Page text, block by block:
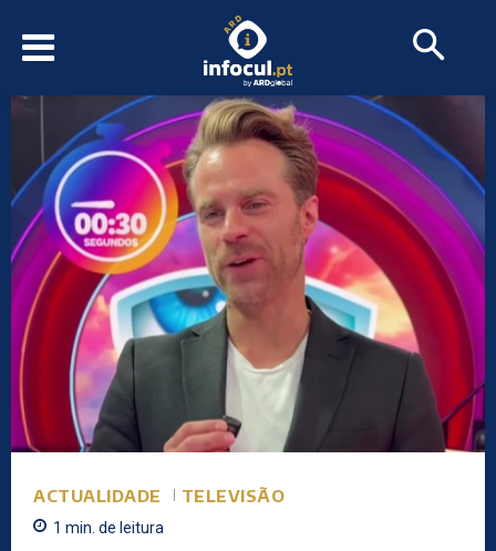
ACTUALIDADE TELEVISÃO
1 min. de leitura